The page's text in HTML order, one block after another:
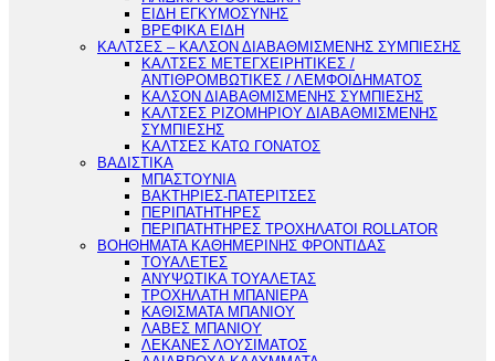
ΕΙΔΗ ΕΓΚΥΜΟΣΥΝΗΣ
ΒΡΕΦΙΚΑ ΕΙΔΗ
ΚΑΛΤΣΕΣ – ΚΑΛΣΟΝ ΔΙΑΒΑΘΜΙΣΜΕΝΗΣ ΣΥΜΠΙΕΣΗΣ
ΚΑΛΤΣΕΣ ΜΕΤΕΓΧΕΙΡΗΤΙΚΕΣ /
ΑΝΤΙΘΡΟΜΒΩΤΙΚΕΣ / ΛΕΜΦΟΙΔΗΜΑΤΟΣ
ΚΑΛΣΟΝ ΔΙΑΒΑΘΜΙΣΜΕΝΗΣ ΣΥΜΠΙΕΣΗΣ
ΚΑΛΤΣΕΣ ΡΙΖΟΜΗΡΙΟΥ ΔΙΑΒΑΘΜΙΣΜΕΝΗΣ
ΣΥΜΠΙΕΣΗΣ
ΚΑΛΤΣΕΣ ΚΑΤΩ ΓΟΝΑΤΟΣ
ΒΑΔΙΣΤΙΚΑ
ΜΠΑΣΤΟΥΝΙΑ
ΒΑΚΤΗΡΙΕΣ-ΠΑΤΕΡΙΤΣΕΣ
ΠΕΡΙΠΑΤΗΤΗΡΕΣ
ΠΕΡΙΠΑΤΗΤΗΡΕΣ ΤΡΟΧΗΛΑΤΟΙ ROLLATOR
ΒΟΗΘΗΜΑΤΑ ΚΑΘΗΜΕΡΙΝΗΣ ΦΡΟΝΤΙΔΑΣ
ΤΟΥΑΛΕΤΕΣ
ΑΝΥΨΩΤΙΚΑ ΤΟΥΑΛΕΤΑΣ
ΤΡΟΧΗΛΑΤΗ ΜΠΑΝΙΕΡΑ
ΚΑΘΙΣΜΑΤΑ ΜΠΑΝΙΟΥ
ΛΑΒΕΣ ΜΠΑΝΙΟΥ
ΛΕΚΑΝΕΣ ΛΟΥΣΙΜΑΤΟΣ